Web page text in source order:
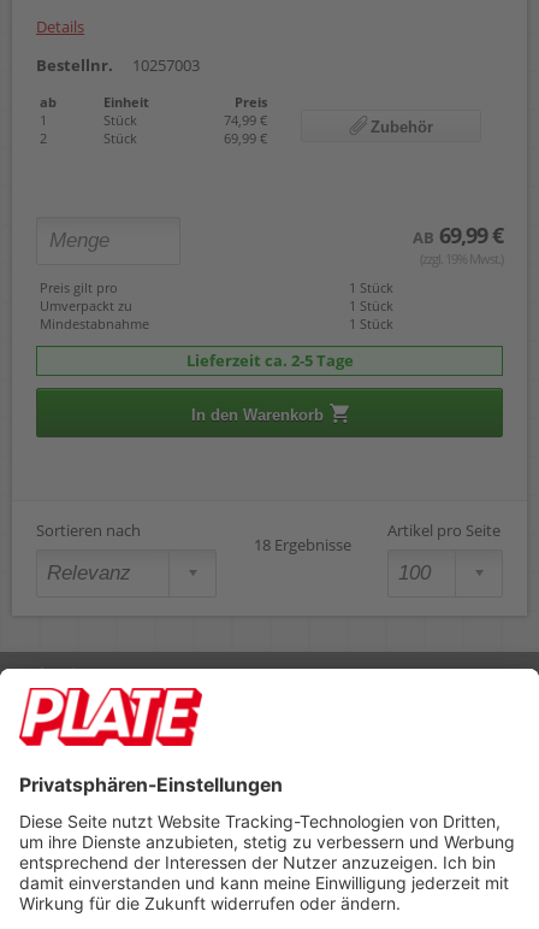
Details
Bestellnr.
10257003
ab Einheit
Preis
1
Stück
74,99 €
2
Stück 69,99 €
Zubehör
AB 69,99 €
(zzgl. 19% Mwst.)
Preis gilt pro
1 Stück
Umverpackt zu
1 Stück
Mindestabnahme
1 Stück
Lieferzeit ca. 2-5 Tage
In den Warenkorb
Sortieren nach
18 Ergebnisse
Artikel pro Seite
Rufen Sie uns an 04298 401-0
Lieferbedingungen Impressum
Footer anzeigen
PLATE Büromaterial Vertriebs GmbH
Hilligenwarf 5